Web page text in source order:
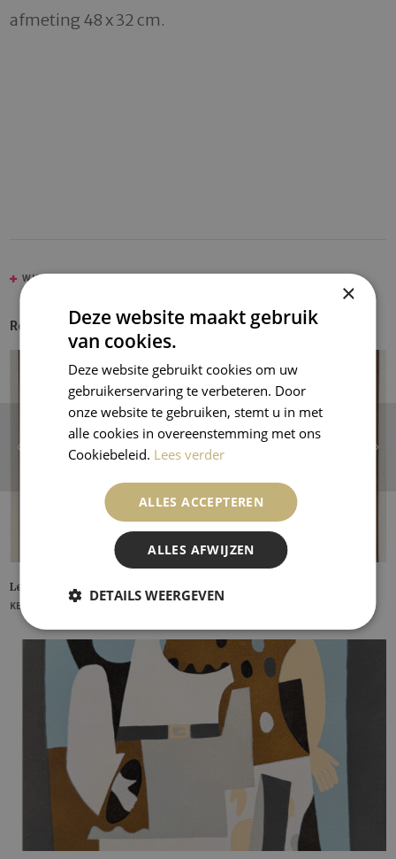
afmeting 48 x 32 cm.
WIJNBERG, NICOLAAS
Recent Entries
Le Coquelicot
KEES VAN DONGEN
×
Deze website maakt gebruik
van cookies.
Deze website gebruikt cookies om uw
gebruikerservaring te verbeteren. Door
onze website te gebruiken, stemt u in met
alle cookies in overeenstemming met ons
Cookiebeleid. Lees verder
ALLES ACCEPTEREN
ALLES AFWIJZEN
DETAILS WEERGEVEN